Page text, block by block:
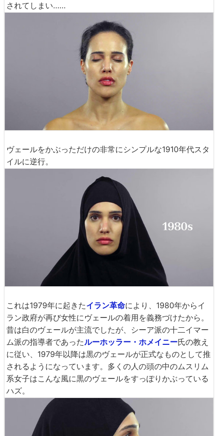
されてしまい……
ヴェールをかぶっただけの非常にシンプルな1910年代スタ
イルに逆行。
これは1979年に起きたイラン革命により、1980年からイ
ラン政府が再び女性にヴェールの着用を義務づけたから。
昔は白のヴェールが主流でしたが、シーア派の十二イマー
ム派の指導者であったルーホッラー・ホメイニー氏の教え
に従い、1979年以降は黒のヴェールが正式なものとして推
されるようになっています。多くの人の頭の中のムスリム
系女子はこんな風に黒のヴェールをすっぽりかぶっている
ハズ。